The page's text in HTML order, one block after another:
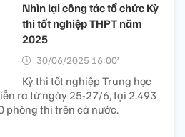
Nhìn lại công tác tổ chức Kỳ
thi tốt nghiệp THPT năm
2025
30/06/2025 16:00’
Kỳ thi tốt nghiệp Trung học
ra từ ngày 25-27/6, tại 2.493
phòng thi trên cả nước.